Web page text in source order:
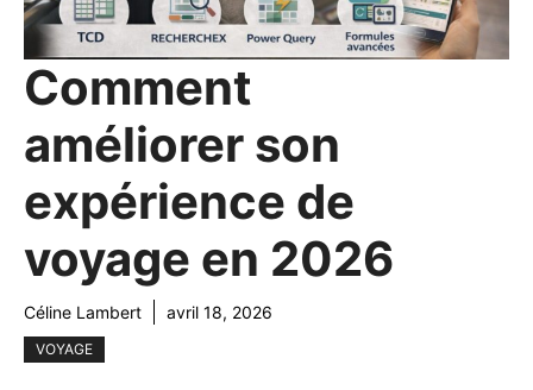
Comment
améliorer son
expérience de
voyage en 2026
Céline Lambert avril 18, 2026
VOYAGE